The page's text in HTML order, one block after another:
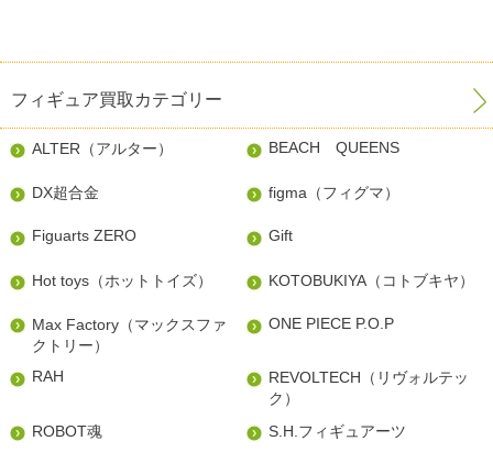
フィギュア買取カテゴリー
ALTER（アルター） BEACH QUEENS
DX超合金 figma（フィグマ）
Figuarts ZERO Gift
Hot toys（ホットトイズ） KOTOBUKIYA（コトブキヤ）
Max Factory（マックスファ
クトリー）
ONE PIECE P.O.P
RAH
REVOLTECH（リヴォルテッ
ク）
ROBOT魂
S.H.フィギュアーツ